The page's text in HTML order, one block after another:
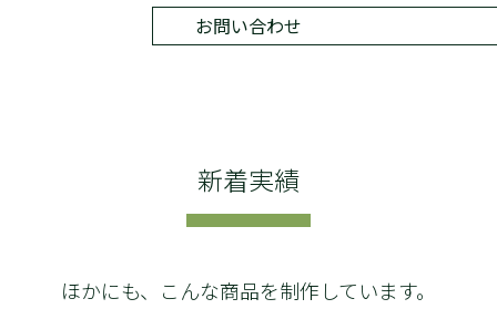
お問い合わせ
新着実績
ほかにも、こんな商品を制作しています。